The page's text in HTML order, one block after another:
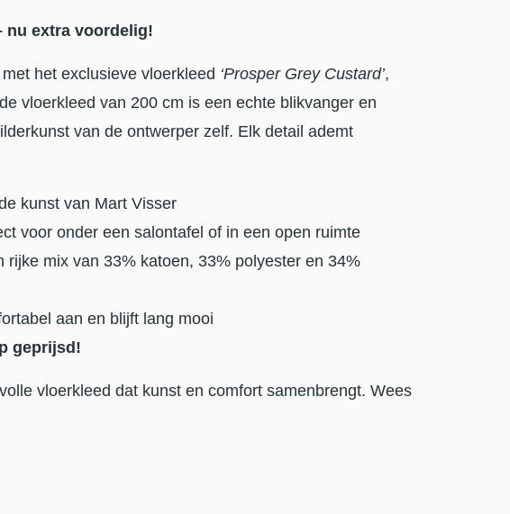
nu extra voordelig!
het exclusieve vloerkleed ‘Prosper Grey Custard’,
vloerkleed van 200 cm is een echte blikvanger en
van de ontwerper zelf. Elk detail ademt
kunst van Mart Visser
voor onder een salontafel of in een open ruimte
rijke mix van 33% katoen, 33% polyester en 34%
aan en blijft lang mooi
geprijsd!
vloerkleed dat kunst en comfort samenbrengt. Wees